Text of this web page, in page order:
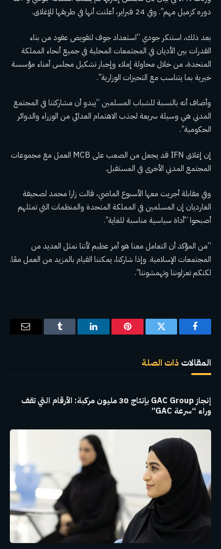
دوره كزميل مهم”. وفي 24 فبراير، أعلنت أنها في طريقها للإغلاق.
بعد ذلك، استنكر جودي “استعداد جوف لتقويض عقود من بناء
القدرات بين الأديان في المجتمعات المحلية في جميع أنحاء المملكة
المتحدة، من خلال محاولة إملاء وإجبار تشكيل مجلس أمناء مؤسسة
خيرية بما يتناسب مع التحيزات الوزارية”.
وأضاف أنه بالنسبة للشباب المسلمين “يبدو أن مشاركتنا في المجتمع
المدني هي وسيلة سريعة لجذب الاهتمام العدائي من الوزراء والدوائر
الحكومية”.
إن إغلاق IFN قد يجعل من الصعب على MCB العمل مع مجموعات
المجتمع المدني الأخرى في المستقبل.
وفي مقابلة أجريت معها الأسبوع الماضي، قالت زارا محمد لصحيفة
الغارديان إن المسلمين في المملكة المتحدة والمنظمات التي تمثلهم
أصبحوا “أداة سياسية مناسبة للغاية”.
“من المؤكد أن التعامل معنا هو أمر عظيم لأننا نمثل العديد من
المجتمعات الإسلامية. وإذا شاركنا، يمكننا القيام بالمزيد من العمل معًا.
لكنكم تعزلوننا وتهمشوننا”.
فيسبوك تويتر بينتيريستلينكدإن Tumblr
البريد
المقالات ذات الصلة
إنجاز GAC Group بإنتاج 30 مليون مركبة: الأرقام التي تقف
وراء “سرعة GAC”